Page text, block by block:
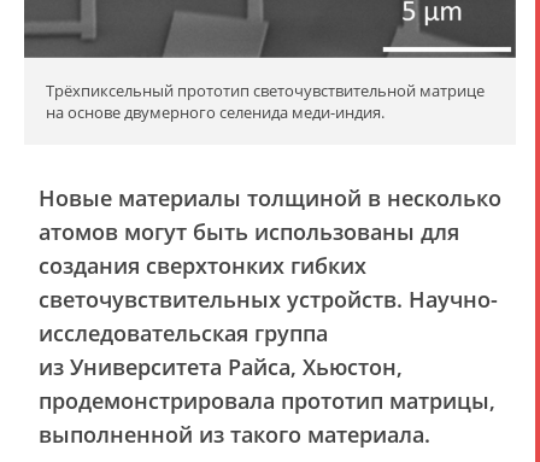
Трёхпиксельный прототип светочувствительной матрице
на основе двумерного селенида меди-индия.
Новые материалы толщиной в несколько
атомов могут быть использованы для
создания сверхтонких гибких
светочувствительных устройств. Научно-
исследовательская группа
из Университета Райса, Хьюстон,
продемонстрировала прототип матрицы,
выполненной из такого материала.